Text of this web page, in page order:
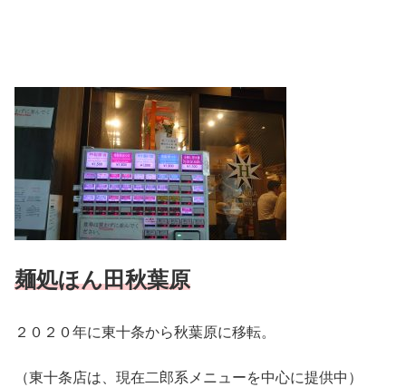
麺処ほん田秋葉原
２０２０年に東十条から秋葉原に移転。
（東十条店は、現在二郎系メニューを中心に提供中）